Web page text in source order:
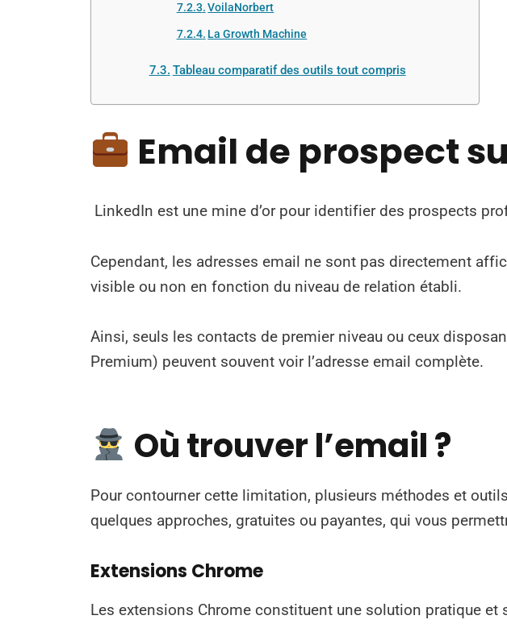
VoilaNorbert
La Growth Machine
Tableau comparatif des outils tout compris
Email de prospect
LinkedIn est une mine d’or pour identifier des prospects
Cependant, les adresses email ne sont pas directement
visible ou non en fonction du niveau de relation établi.
Ainsi, seuls les contacts de premier niveau ou ceux
Premium) peuvent souvent voir l’adresse email complète.
Où trouver l’email ?
Pour contourner cette limitation, plusieurs méthodes et
quelques approches, gratuites ou payantes, qui vous
Extensions Chrome
Les extensions Chrome constituent une solution pratique